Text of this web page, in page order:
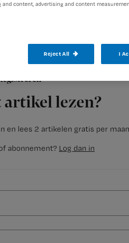
lezen?
en lees 2 artikelen gratis per
abonnement? Log dan in
artsen en
van de
content, advertising and content
Reject All I